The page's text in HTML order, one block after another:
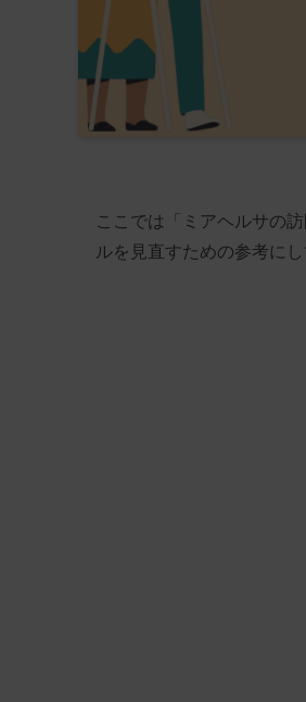
ここでは「ミアヘルサの
ルを見直すための参考にし